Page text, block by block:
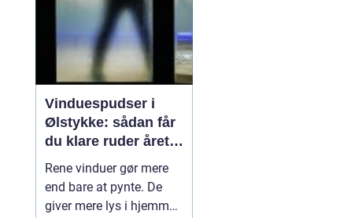
Vinduespudser i
Ølstykke: sådan får
du klare ruder året
rundt
Rene vinduer gør mere
end bare at pynte. De
giver mere lys i hjemmet,